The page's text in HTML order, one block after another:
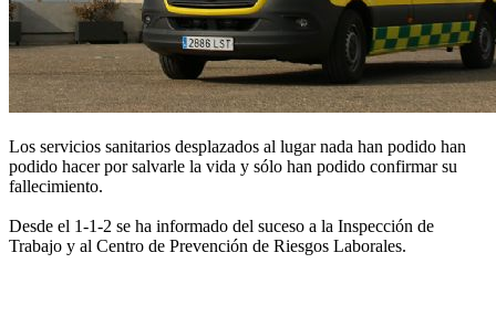
Los servicios sanitarios desplazados al lugar nada han podido han
podido hacer por salvarle la vida y sólo han podido confirmar su
fallecimiento.
Desde el 1-1-2 se ha informado del suceso a la Inspección de
Trabajo y al Centro de Prevención de Riesgos Laborales.